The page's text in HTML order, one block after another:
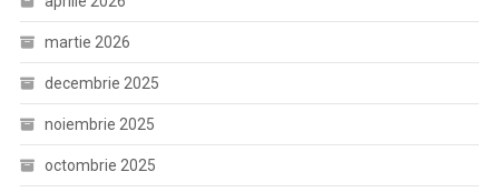
martie 2026
decembrie 2025
noiembrie 2025
octombrie 2025